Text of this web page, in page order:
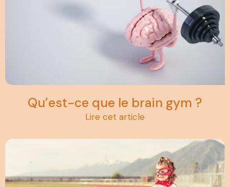
Qu’est-ce que le brain gym ?
Lire cet article